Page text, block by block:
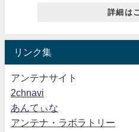
詳細は
リンク集
アンテナサイト
2chnavi
あんてぃな
アンテナ・ラボラトリー